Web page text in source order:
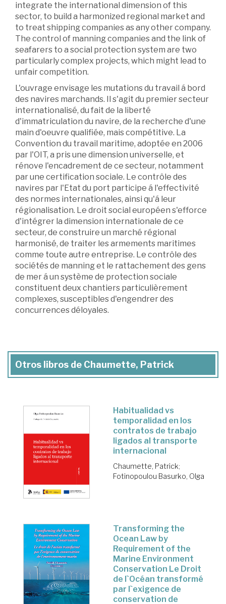
integrate the international dimension of this
sector, to build a harmonized regional market and
to treat shipping companies as any other company.
The control of manning companies and the link of
seafarers to a social protection system are two
particularly complex projects, which might lead to
unfair competition.
L'ouvrage envisage les mutations du travail á bord
des navires marchands. Il s'agit du premier secteur
internationalisé, du fait de la liberté
d'immatriculation du navire, de la recherche d'une
main d'oeuvre qualifiée, mais compétitive. La
Convention du travail maritime, adoptée en 2006
par l'OIT, a pris une dimension universelle, et
rénove l'encadrement de ce secteur, notamment
par une certification sociale. Le contrôle des
navires par l'Etat du port participe á l'effectivité
des normes internationales, ainsi qu'á leur
régionalisation. Le droit social européen s'efforce
d'intégrer la dimension internationale de ce
secteur, de construire un marché régional
harmonisé, de traiter les armements maritimes
comme toute autre entreprise. Le contrôle des
sociétés de manning et le rattachement des gens
de mer á un système de protection sociale
constituent deux chantiers particulièrement
complexes, susceptibles d'engendrer des
concurrences déloyales.
Otros libros de Chaumette, Patrick
Habitualidad vs
temporalidad en los
contratos de trabajo
ligados al transporte
internacional
Chaumette, Patrick;
Fotinopoulou Basurko, Olga
Transforming the
Ocean Law by
Requirement of the
Marine Environment
Conservation Le Droit
de l`Océan transformé
par l`exigence de
conservation de